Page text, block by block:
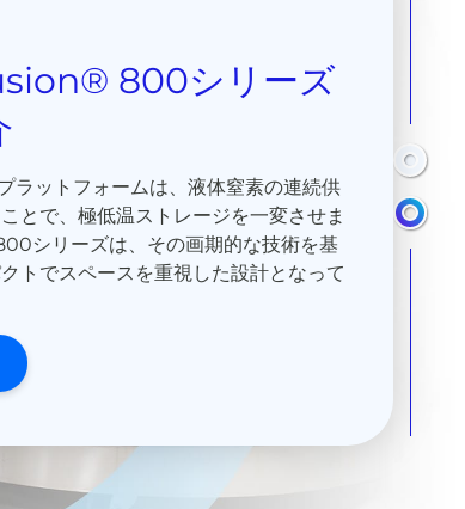
しい状態監視ソリュ
リッドとスマートデバイスを統合するこ
ウェブプラットフォームを通してサンプ
リアルタイムで可視化することができま
ンプライアンスを、すべてのステップで
800シリーズ
ットフォームは、液体窒素の連続供
とで、極低温ストレージを一変させま
シリーズは、その画期的な技術を基
トでスペースを重視した設計となって